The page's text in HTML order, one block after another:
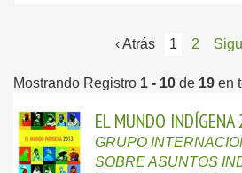
‹ Atrás 1 2
Mostrando Registro 1 - 10 de 19 en
EL MUNDO
GRUPO
SOBRE ASUNTOS